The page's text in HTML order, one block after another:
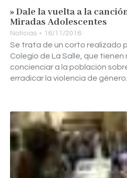
» Dale la vuelta a la
Miradas Adolescentes
Noticias 16/11/2016
Se trata de un corto realizado
Colegio de La Salle, que tienen
concienciar a la población
erradicar la violencia de género.